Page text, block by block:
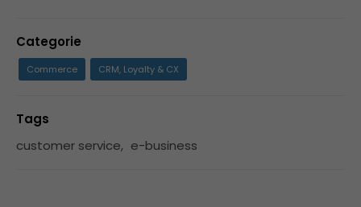
Categorie
Commerce CRM, Loyalty & CX
Tags
customer service, e-business